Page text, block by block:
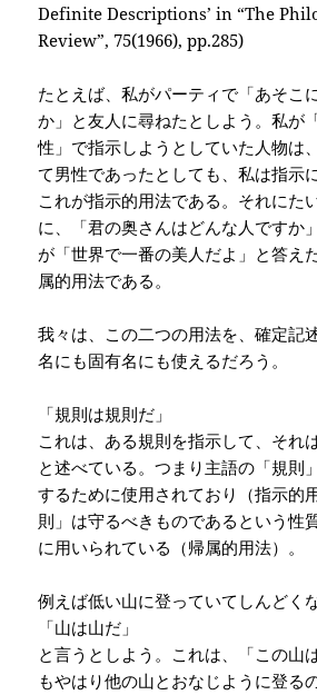
Definite Descriptions’ in “The
Review”, 75(1966), pp.285)
たとえば、私がパーティで「あそこ
か」と友人に尋ねたとしよう。私が
性」で指示しようとしていた人物は
て男性であったとしても、私は指示
これが指示的用法である。それにた
に、「君の奥さんはどんな人ですか
が「世界で一番の美人だよ」と答え
属的用法である。
我々は、この二つの用法を、確定記
名にも固有名にも使えるだろう。
「規則は規則だ」
これは、ある規則を指示して、それ
と述べている。つまり主語の「規則
するために使用されており（指示的
則」は守るべきものであるという性
に用いられている（帰属的用法）。
例えば低い山に登っていてしんどく
「山は山だ」
と言うとしよう。これは、「この山
もやはり他の山とおなじように登る